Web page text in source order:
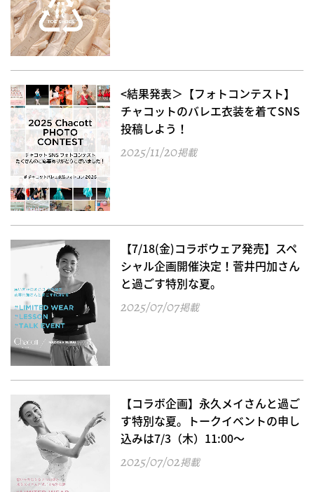
<結果発表＞【フォトコンテスト】
チャコットのバレエ衣装を着てSNS
投稿しよう！
2025/11/20掲載
【7/18(金)コラボウェア発売】スペ
シャル企画開催決定！菅井円加さん
と過ごす特別な夏。
2025/07/07掲載
【コラボ企画】永久メイさんと過ご
す特別な夏。トークイベントの申し
込みは7/3（木）11:00～
2025/07/02掲載